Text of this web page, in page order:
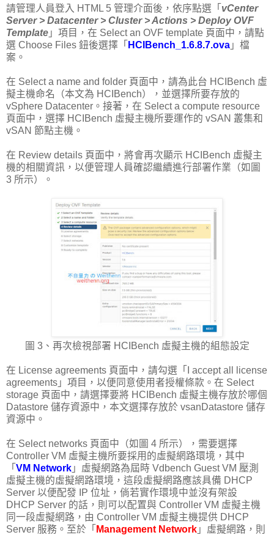
請管理人員登入 HTML 5 管理介面後，依序點選「 vCenter
Server > Datacenter > Cluster > Actions > Deploy OVF
Template 」項目，在 Select an OVF template 頁面中，請點
選 Choose Files 鈕後選擇「 HCIBench_1.6.8.7.ova 」檔
案。
在 Select a name and folder 頁面中，請為此台 HCIBench 虛
擬主機命名（本文為 HCIBench），並選擇所要存放的
vSphere Datacenter。接著，在 Select a compute resource
頁面中，選擇 HCIBench 虛擬主機所要運作的 vSAN 叢集和
vSAN 節點主機。
在 Review details 頁面中，將會再次顯示 HCIBench 虛擬主
機的相關資訊，以便管理人員確認繼續進行部署作業（如圖
3 所示）。
圖 3、再次檢視部署 HCIBench 虛擬主機的組態設定
在 License agreements 頁面中，請勾選「I accept all license
agreements」項目，以便同意使用者授權條款。在 Select
storage 頁面中，請選擇要將 HCIBench 虛擬主機存放於哪個
Datastore 儲存資源中，本文選擇存放於 vsanDatastore 儲存
資源中。
在 Select networks 頁面中（如圖 4 所示），需要選擇
Controller VM 虛擬主機所要採用的虛擬網路環境，其中
「 VM Network 」虛擬網路為屆時 Vdbench Guest VM 壓測
虛擬主機的虛擬網路環境，這段虛擬網路應該具備 DHCP
Server 以便配發 IP 位址，倘若實作環境中並沒有架設
DHCP Server 的話，則可以配置與 Controller VM 虛擬主機
同一段虛擬網路，由 Controller VM 虛擬主機提供 DHCP
Server 服務。至於「 Management Network 」虛擬網路，則